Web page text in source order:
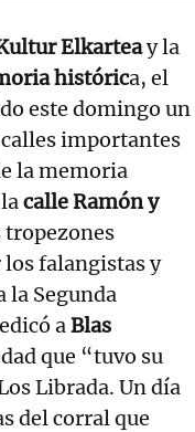
Elkarteay la
histórica, el
este domingo un
importantes
la memoria
calle Ramón y
tropezones
los falangistas y
la Segunda
aBlas
que “tuvo su
Librada. Un día
del corral que